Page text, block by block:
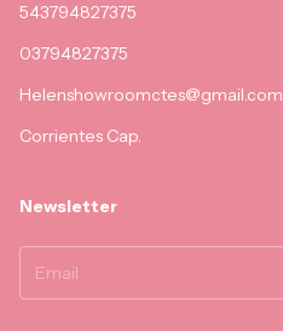
543794827375
03794827375
Helenshowroomctes@gmail.com
Corrientes Cap.
Newsletter